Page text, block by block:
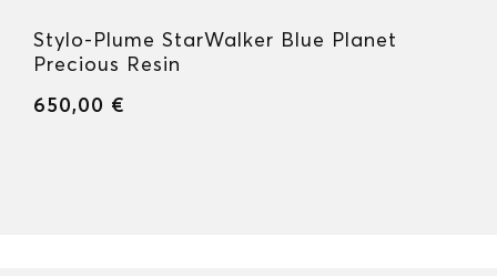
Stylo-Plume StarWalker Blue Planet
Precious Resin
650,00 €